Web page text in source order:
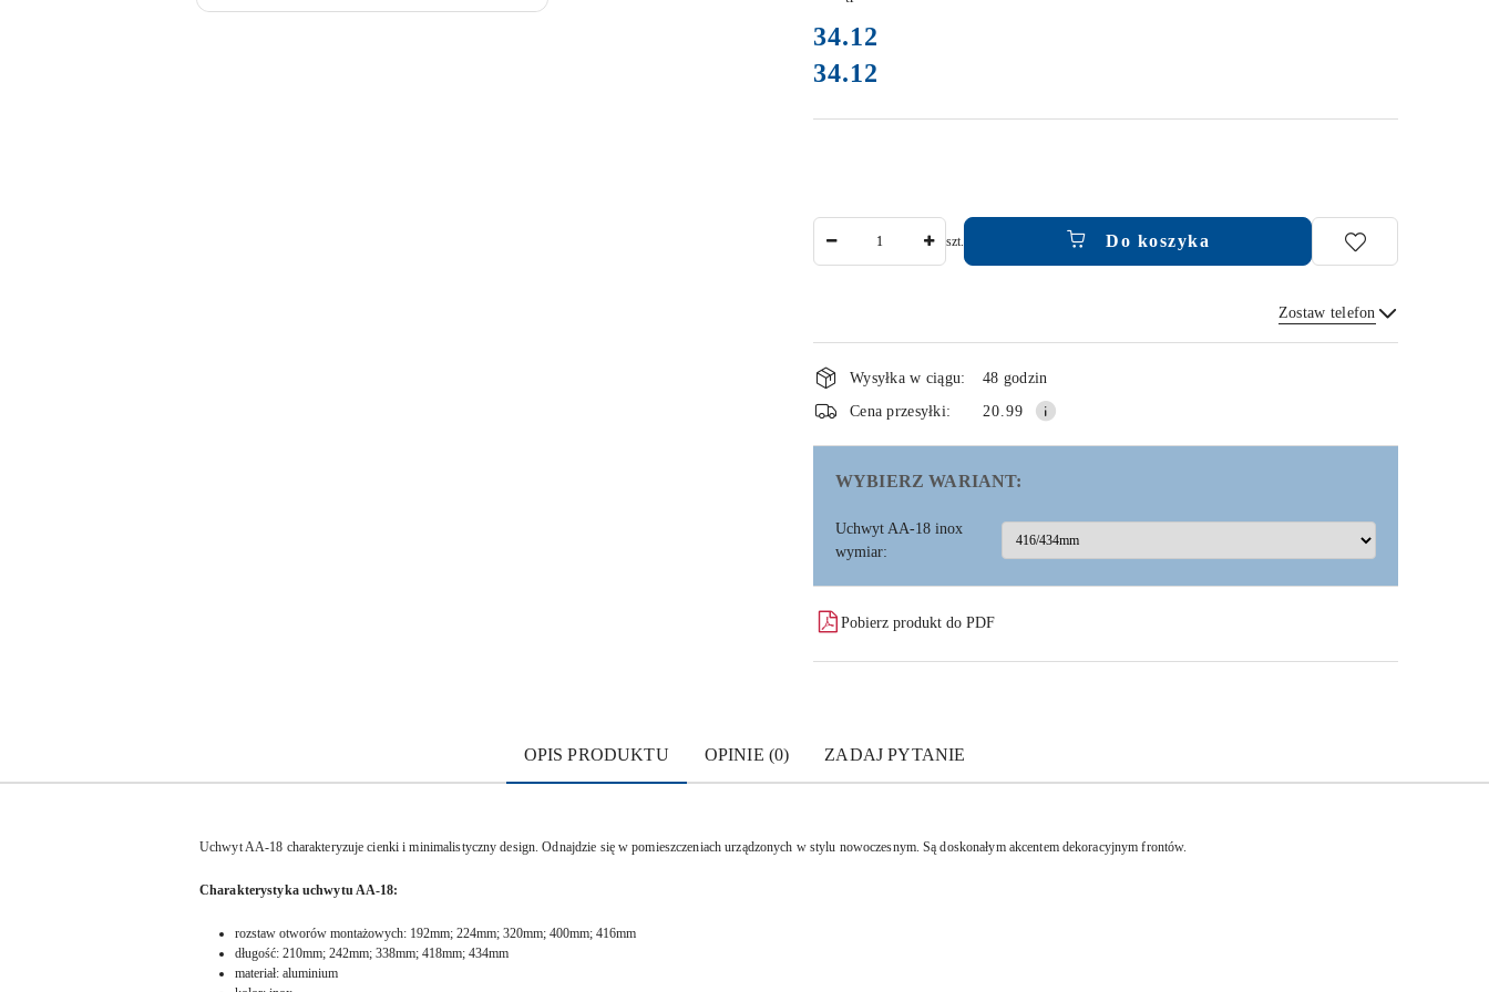
cena:
34.12
Cena:
34.12
szt. Do koszyka
Zostaw telefon
Wyślij
Dostępność
i
dostawa
Wysyłka w ciągu:
48 godzin
Cena przesyłki:
20.99
WYBIERZ WARIANT:
Uchwyt AA-18 inox
wymiar:
Pobierz produkt do PDF
OPIS PRODUKTU OPINIE (0) ZADAJ PYTANIE
Uchwyt AA-18 charakteryzuje cienki i minimalistyczny design. Odnajdzie się w pomieszczeniach urządzonych w stylu nowoczesnym. Są doskonałym akcentem dekoracyjnym frontów.
Charakterystyka uchwytu AA-18:
rozstaw otworów montażowych: 192mm; 224mm; 320mm; 400mm; 416mm
długość: 210mm; 242mm; 338mm; 418mm; 434mm
materiał: aluminium